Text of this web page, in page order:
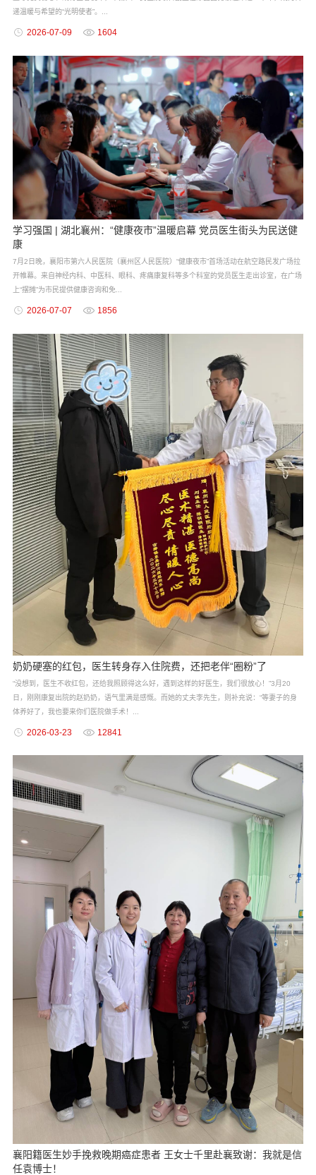
递温暖与希望的“光明使者”。...
2026-07-09 1604
学习强国 | 湖北襄州：“健康夜市”温暖启幕 党员医生街头为民送健
康
7月2日晚，襄阳市第六人民医院（襄州区人民医院）“健康夜市”首场活动在航空路民发广场拉
开帷幕。来自神经内科、中医科、眼科、疼痛康复科等多个科室的党员医生走出诊室，在广场
上“摆摊”为市民提供健康咨询和免...
2026-07-07 1856
奶奶硬塞的红包，医生转身存入住院费，还把老伴“圈粉”了
“没想到，医生不收红包，还给我照顾得这么好，遇到这样的好医生，我们很放心！”3月20
日，刚刚康复出院的赵奶奶，语气里满是感慨。而她的丈夫李先生，则补充说：“等妻子的身
体养好了，我也要来你们医院做手术！...
2026-03-23 12841
襄阳籍医生妙手挽救晚期癌症患者 王女士千里赴襄致谢：我就是信
任袁博士！